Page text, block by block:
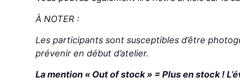
À NOTER :
Les participants sont susceptibles d’être
prévenir en début d’atelier.
La mention « Out of stock » = Plus en stock !